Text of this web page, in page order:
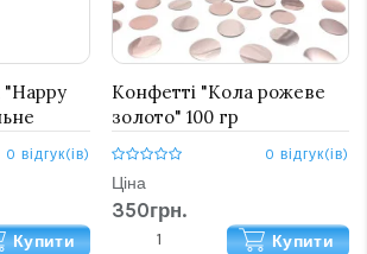
"Happy
0 відгук(ів)
Купити
Конфетті "Кола рожеве
золото" 100 гр
0 відгук(ів)
Ціна
350грн.
Купити